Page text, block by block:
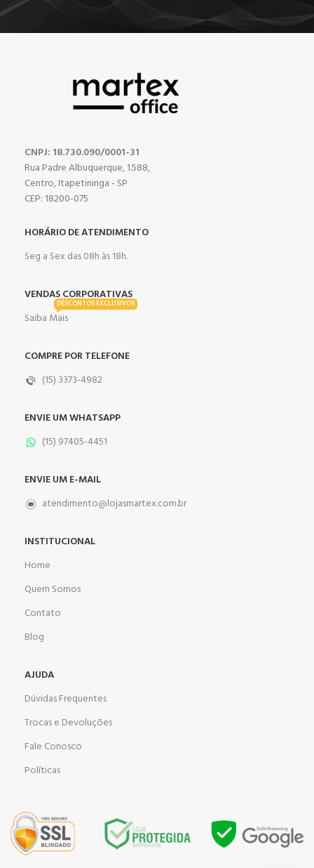
CNPJ: 18.730.090/0001-31
Rua Padre Albuquerque, 1.588,
Centro, Itapetininga - SP
CEP: 18200-075
HORÁRIO DE ATENDIMENTO
Seg a Sex das 08h às 18h.
VENDAS CORPORATIVAS
Saiba Mais
DESCONTOS EXCLUSIVOS
COMPRE POR TELEFONE
(15) 3373-4982
ENVIE UM WHATSAPP
(15) 97405-4451
ENVIE UM E-MAIL
atendimento@lojasmartex.com.br
INSTITUCIONAL
Home
Quem Somos
Contato
Blog
AJUDA
Dúvidas Frequentes
Trocas e Devoluções
Fale Conosco
Políticas